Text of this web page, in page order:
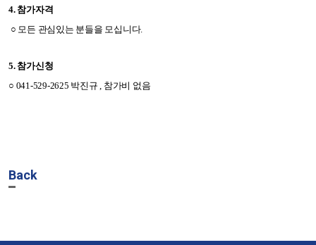
4. 참가자격
○ 모든 관심있는 분들을 모십니다.
5. 참가신청
○ 041-529-2625 박진규, 참가비 없음
Back